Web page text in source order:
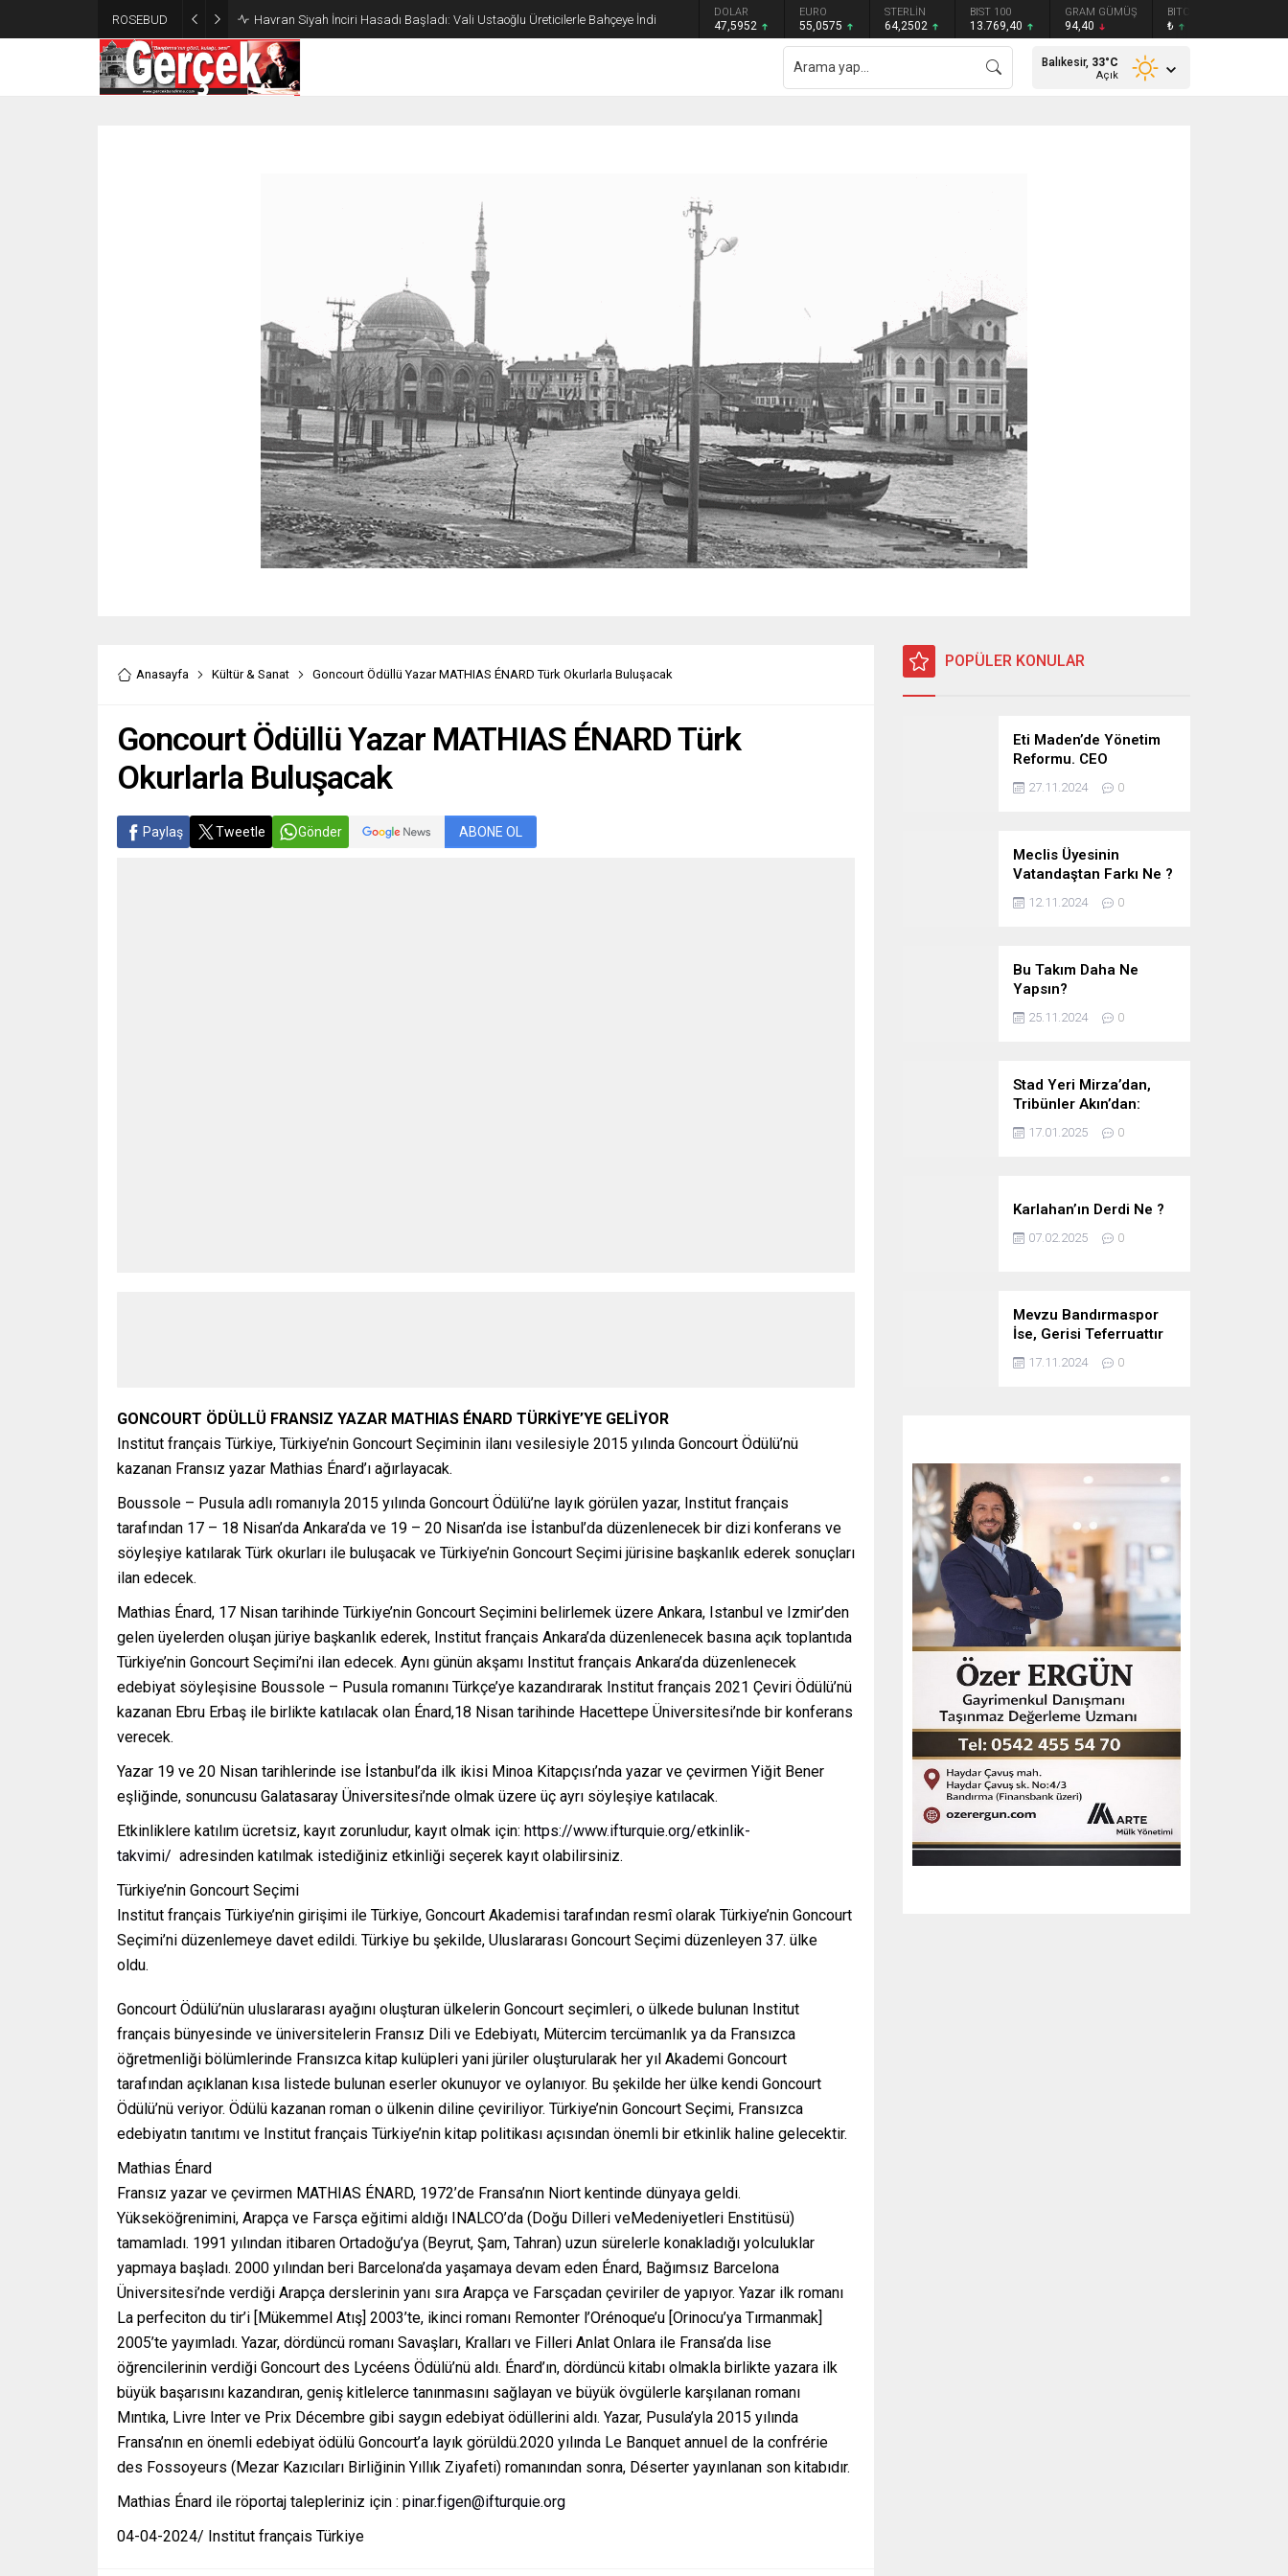
ROSEBUD Havran Siyah İnciri Hasadı Başladı: Vali Ustaoğlu Üreticilerle Bahçeye İndi
GRAM ALTIN
6.520,79
DOLAR
47,5952
EURO
55,0575
STERLİN
64,2502
BIST 100
13.769,40
GRAM GÜMÜŞ
94,40
BITCOIN
₺
Balıkesir, 33°C
Açık
Anasayfa Kültür & Sanat Goncourt Ödüllü Yazar MATHIAS ÉNARD Türk Okurlarla Buluşacak
Goncourt Ödüllü Yazar MATHIAS ÉNARD Türk
Okurlarla Buluşacak
Paylaş Tweetle Gönder ABONE OL
GONCOURT ÖDÜLLÜ FRANSIZ YAZAR MATHIAS ÉNARD TÜRKİYE’YE GELİYOR
Institut français Türkiye, Türkiye’nin Goncourt Seçiminin ilanı vesilesiyle 2015 yılında Goncourt Ödülü’nü
kazanan Fransız yazar Mathias Énard’ı ağırlayacak.
Boussole – Pusula adlı romanıyla 2015 yılında Goncourt Ödülü’ne layık görülen yazar, Institut français
tarafından 17 – 18 Nisan’da Ankara’da ve 19 – 20 Nisan’da ise İstanbul’da düzenlenecek bir dizi konferans ve
söyleşiye katılarak Türk okurları ile buluşacak ve Türkiye’nin Goncourt Seçimi jürisine başkanlık ederek sonuçları
ilan edecek.
Mathias Énard, 17 Nisan tarihinde Türkiye’nin Goncourt Seçimini belirlemek üzere Ankara, Istanbul ve Izmir’den
gelen üyelerden oluşan jüriye başkanlık ederek, Institut français Ankara’da düzenlenecek basına açık toplantıda
Türkiye’nin Goncourt Seçimi’ni ilan edecek. Aynı günün akşamı Institut français Ankara’da düzenlenecek
edebiyat söyleşisine Boussole – Pusula romanını Türkçe’ye kazandırarak Institut français 2021 Çeviri Ödülü’nü
kazanan Ebru Erbaş ile birlikte katılacak olan Énard,18 Nisan tarihinde Hacettepe Üniversitesi’nde bir konferans
verecek.
Yazar 19 ve 20 Nisan tarihlerinde ise İstanbul’da ilk ikisi Minoa Kitapçısı’nda yazar ve çevirmen Yiğit Bener
eşliğinde, sonuncusu Galatasaray Üniversitesi’nde olmak üzere üç ayrı söyleşiye katılacak.
Etkinliklere katılım ücretsiz, kayıt zorunludur, kayıt olmak için: https://www.ifturquie.org/etkinlik-
takvimi/ adresinden katılmak istediğiniz etkinliği seçerek kayıt olabilirsiniz.
Türkiye’nin Goncourt Seçimi
Institut français Türkiye’nin girişimi ile Türkiye, Goncourt Akademisi tarafından resmî olarak Türkiye’nin Goncourt
Seçimi’ni düzenlemeye davet edildi. Türkiye bu şekilde, Uluslararası Goncourt Seçimi düzenleyen 37. ülke
oldu.
Goncourt Ödülü’nün uluslararası ayağını oluşturan ülkelerin Goncourt seçimleri, o ülkede bulunan Institut
français bünyesinde ve üniversitelerin Fransız Dili ve Edebiyatı, Mütercim tercümanlık ya da Fransızca
öğretmenliği bölümlerinde Fransızca kitap kulüpleri yani jüriler oluşturularak her yıl Akademi Goncourt
tarafından açıklanan kısa listede bulunan eserler okunuyor ve oylanıyor. Bu şekilde her ülke kendi Goncourt
Ödülü’nü veriyor. Ödülü kazanan roman o ülkenin diline çeviriliyor. Türkiye’nin Goncourt Seçimi, Fransızca
edebiyatın tanıtımı ve Institut français Türkiye’nin kitap politikası açısından önemli bir etkinlik haline gelecektir.
Mathias Énard
Fransız yazar ve çevirmen MATHIAS ÉNARD, 1972’de Fransa’nın Niort kentinde dünyaya geldi.
Yükseköğrenimini, Arapça ve Farsça eğitimi aldığı INALCO’da (Doğu Dilleri veMedeniyetleri Enstitüsü)
tamamladı. 1991 yılından itibaren Ortadoğu’ya (Beyrut, Şam, Tahran) uzun sürelerle konakladığı yolculuklar
yapmaya başladı. 2000 yılından beri Barcelona’da yaşamaya devam eden Énard, Bağımsız Barcelona
Üniversitesi’nde verdiği Arapça derslerinin yanı sıra Arapça ve Farsçadan çeviriler de yapıyor. Yazar ilk romanı
La perfeciton du tir’i [Mükemmel Atış] 2003’te, ikinci romanı Remonter l’Orénoque’u [Orinocu’ya Tırmanmak]
2005’te yayımladı. Yazar, dördüncü romanı Savaşları, Kralları ve Filleri Anlat Onlara ile Fransa’da lise
öğrencilerinin verdiği Goncourt des Lycéens Ödülü’nü aldı. Énard’ın, dördüncü kitabı olmakla birlikte yazara ilk
büyük başarısını kazandıran, geniş kitlelerce tanınmasını sağlayan ve büyük övgülerle karşılanan romanı
Mıntıka, Livre Inter ve Prix Décembre gibi saygın edebiyat ödüllerini aldı. Yazar, Pusula’yla 2015 yılında
Fransa’nın en önemli edebiyat ödülü Goncourt’a layık görüldü.2020 yılında Le Banquet annuel de la confrérie
des Fossoyeurs (Mezar Kazıcıları Birliğinin Yıllık Ziyafeti) romanından sonra, Déserter yayınlanan son kitabıdır.
Mathias Énard ile röportaj talepleriniz için : pinar.figen@ifturquie.org
04-04-2024/ Institut français Türkiye
POPÜLER KONULAR
Eti Maden’de Yönetim
Reformu. CEO
Modeli’nde Kadro /
Taşeron İşçilik Ayrımı
27.11.2024 0
Meclis Üyesinin
Vatandaştan Farkı Ne ?
12.11.2024 0
Bu Takım Daha Ne
Yapsın?
25.11.2024 0
Stad Yeri Mirza’dan,
Tribünler Akın’dan:
Geriye Bakanlık Kaldı.
17.01.2025 0
Karlahan’ın Derdi Ne ?
07.02.2025 0
Mevzu Bandırmaspor
İse, Gerisi Teferruattır
17.11.2024 0